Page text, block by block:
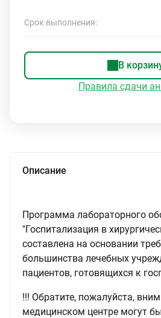
Срок выполнения:
В
Правила сдачи
Описание
Программа лабораторного
"Госпитализация в
составлена на основании
большинства лечебных
пациентов, готовящихся к
!!! Обратите, пожалуйста,
медицинском центре могут